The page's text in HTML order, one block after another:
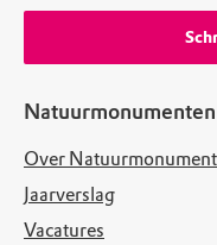
Natuurmonumenten
Over
Jaarverslag
Vacatures